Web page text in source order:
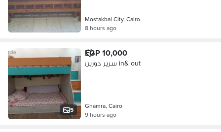
Mostakbal City, Cairo
8 hours ago
5
EGP 10,000
سرير دورين in& out
Ghamra, Cairo
9 hours ago